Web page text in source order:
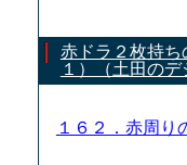
赤ドラ２枚持
１）（土田のデ
１６２．赤周